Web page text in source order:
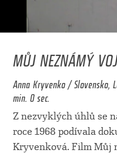
MŮJ NEZNÁMÝ
Anna Kryvenko / Slovensko,
min. 0 sec.
Z nezvyklých úhlů se
roce 1968 podívala
Kryvenková. Film Můj